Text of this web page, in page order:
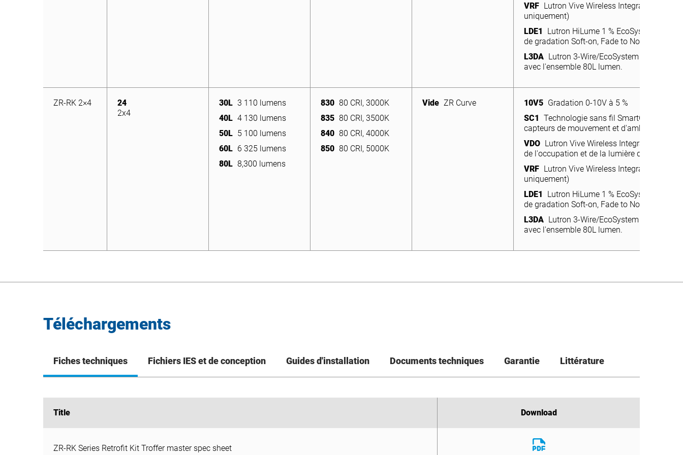
VRF Lutron Vive Wireless Integral Fixture
uniquement)
LDE1
Lutron HiLume 1 % EcoSystem LED
de gradation Soft-on, Fade to Noir
L3DA Lutron 3-Wire/EcoSystem 1 %
avec l'ensemble 80L lumen.
ZR-RK 2×4
24
2x4
30L 3 110 lumens
40L 4 130 lumens
50L 5 100 lumens
60L 6 325 lumens
80L 8,300 lumens
830 80 CRI, 3000K
835 80 CRI, 3500K
840 80 CRI, 4000K
850 80 CRI, 5000K
Vide ZR Curve 10V5 Gradation 0-10V à 5 %
SC1
Technologie sans fil SmartCast avec 1
capteurs de mouvement et d'ambiance
VDO Lutron Vive Wireless Integral Fixture
de l'occupation et de la lumière du jour
VRF Lutron Vive Wireless Integral Fixture
uniquement)
LDE1
Lutron HiLume 1 % EcoSystem LED
de gradation Soft-on, Fade to Noir
L3DA Lutron 3-Wire/EcoSystem 1 %
avec l'ensemble 80L lumen.
Téléchargements
Fiches techniques Fichiers IES et de conception Guides d'installation Documents techniques Garantie Littérature
Title Download
File
Title Download
ZR-RK Series Retrofit Kit Troffer master spec sheet
Download
File